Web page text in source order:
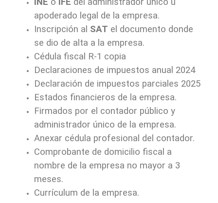
INE o IFE del administrador único u
apoderado legal de la empresa.
Inscripción al SAT el documento donde
se dio de alta a la empresa.
Cédula fiscal R-1 copia
Declaraciones de impuestos anual 2024
Declaración de impuestos parciales 2025
Estados financieros de la empresa.
Firmados por el contador público y
administrador único de la empresa.
Anexar cédula profesional del contador.
Comprobante de domicilio fiscal a
nombre de la empresa no mayor a 3
meses.
Currículum de la empresa.